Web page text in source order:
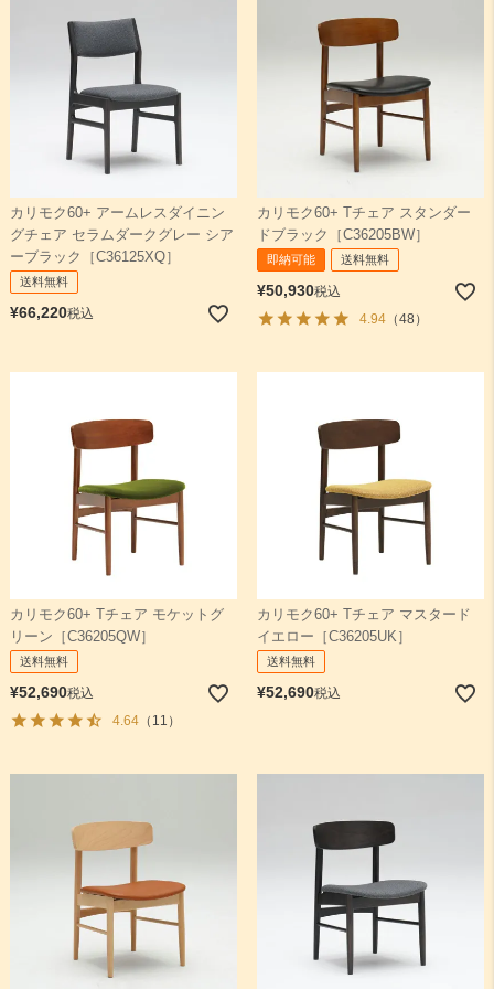
カリモク60+ アームレスダイニン
グチェア セラムダークグレー シア
ーブラック［C36125XQ］
送料無料
¥66,220税込
カリモク60+ Tチェア スタンダー
ドブラック［C36205BW］
即納可能 送料無料
¥50,930税込
4.94（48）
カリモク60+ Tチェア モケットグ
リーン［C36205QW］
送料無料
¥52,690税込
4.64（11）
カリモク60+ Tチェア マスタード
イエロー［C36205UK］
送料無料
¥52,690税込